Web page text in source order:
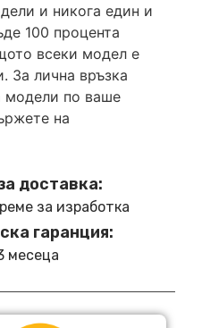
и никога един и
100 процента
всеки модел е
За лична връзка
модели по ваше
на
доставка:
за изработка
гаранция:
месеца